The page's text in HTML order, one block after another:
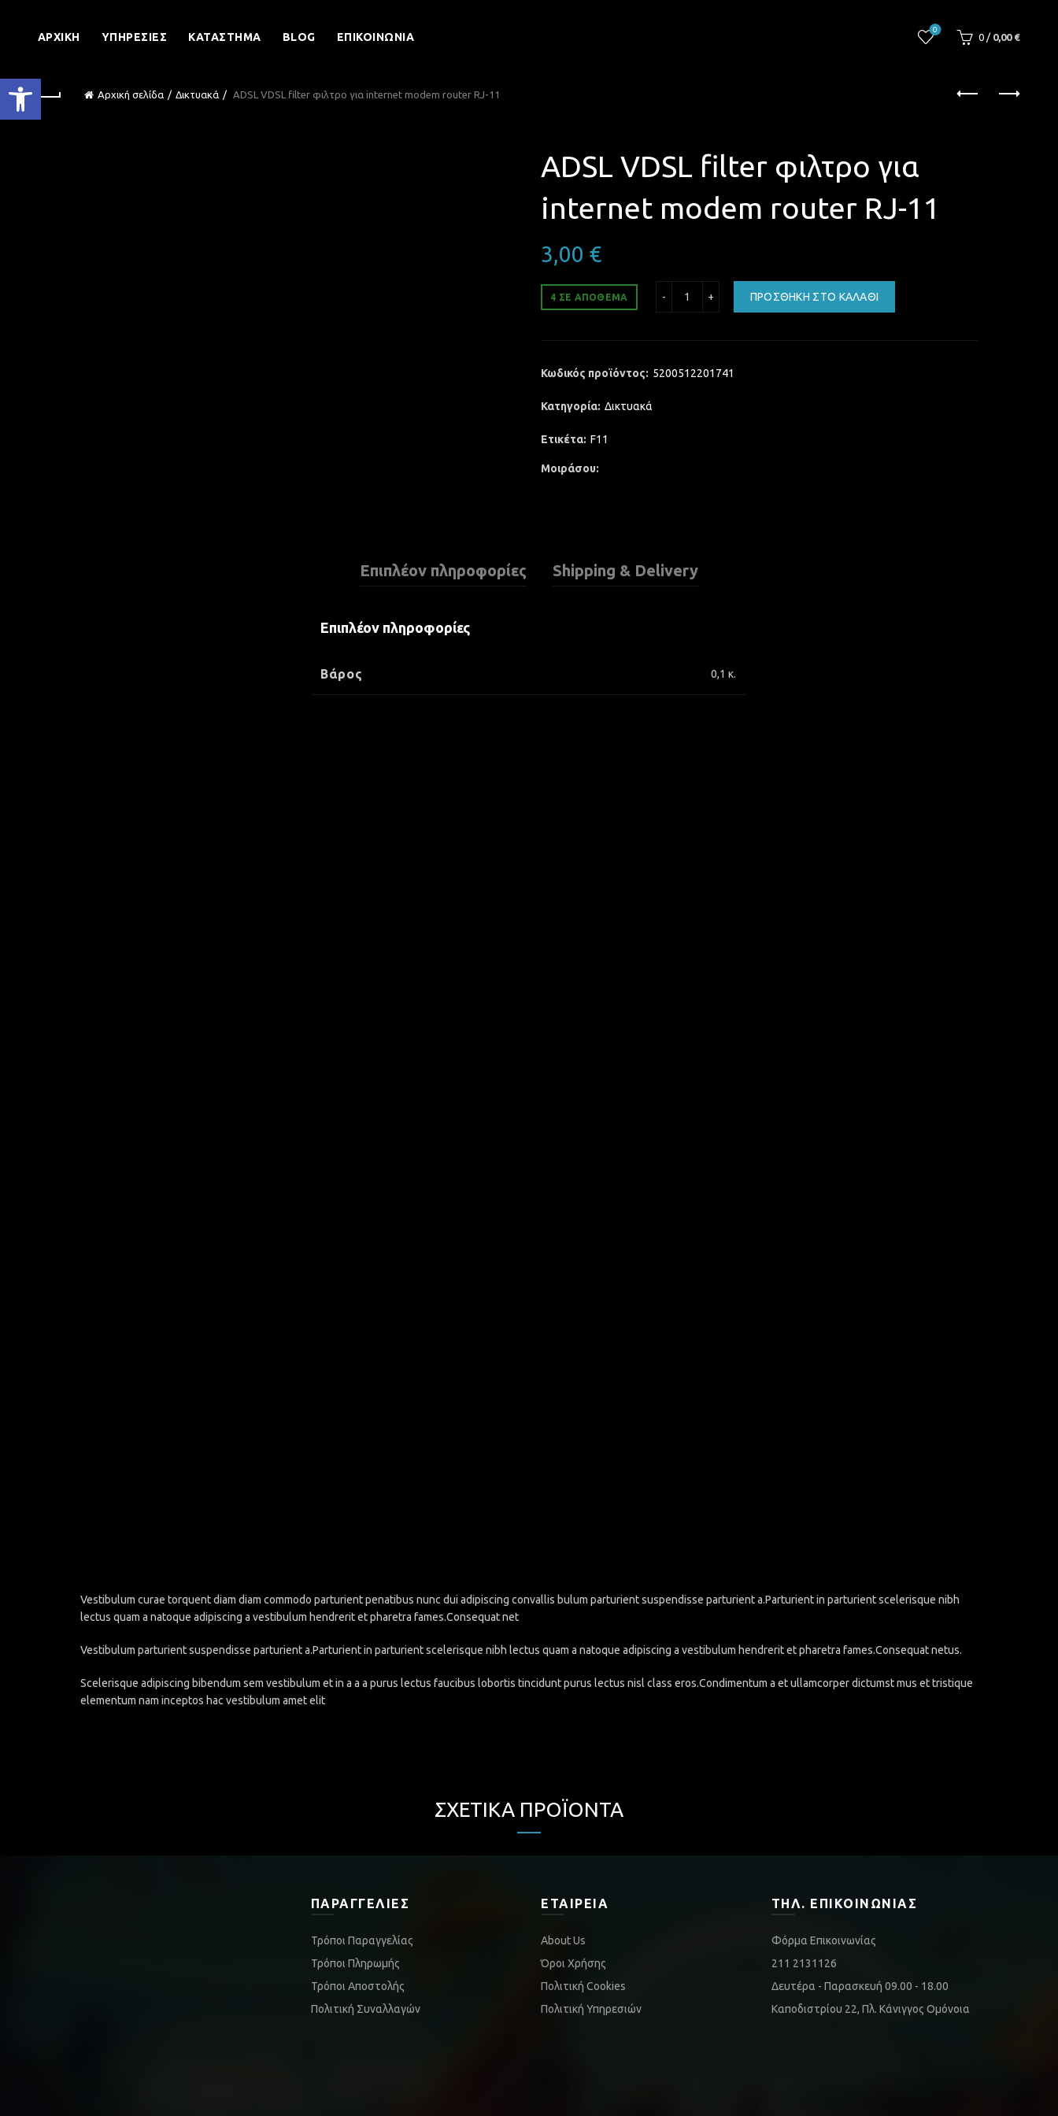
Ανοίξτε τη γραμμή εργαλείων
ΑΡΧΙΚΉ ΥΠΗΡΕΣΊΕΣ ΚΑΤΆΣΤΗΜΑ BLOG ΕΠΙΚΟΙΝΩΝΊΑ
0
0 / 0,00 €
Αρχική σελίδα Δικτυακά ADSL VDSL filter φιλτρο για internet modem router RJ-11
ADSL VDSL filter φιλτρο για
internet modem router RJ-11
3,00 €
4 ΣΕ ΑΠΌΘΕΜΑ ΠΡΟΣΘΉΚΗ ΣΤΟ ΚΑΛΆΘΙ
Κωδικός προϊόντος: 5200512201741
Κατηγορία: Δικτυακά
Ετικέτα: F11
Μοιράσου
Επιπλέον πληροφορίες Shipping & Delivery
Επιπλέον πληροφορίες
Βάρος 0,1 κ.
Vestibulum curae torquent diam diam commodo parturient penatibus nunc dui adipiscing convallis bulum parturient suspendisse parturient a.Parturient in parturient scelerisque nibh
lectus quam a natoque adipiscing a vestibulum hendrerit et pharetra fames.Consequat net
Vestibulum parturient suspendisse parturient a.Parturient in parturient scelerisque nibh lectus quam a natoque adipiscing a vestibulum hendrerit et pharetra fames.Consequat netus.
Scelerisque adipiscing bibendum sem vestibulum et in a a a purus lectus faucibus lobortis tincidunt purus lectus nisl class eros.Condimentum a et ullamcorper dictumst mus et tristique
elementum nam inceptos hac vestibulum amet elit
ΣΧΕΤΙΚΆ ΠΡΟΪΌΝΤΑ
ΠΑΡΑΓΓΕΛΊΕΣ
Τρόποι Παραγγελίας
Τρόποι Πληρωμής
Τρόποι Αποστολής
Πολιτική Συναλλαγών
ΕΤΑΙΡΕΊΑ
About Us
Όροι Χρήσης
Πολιτική Cookies
Πολιτική Υπηρεσιών
ΤΗΛ. ΕΠΙΚΟΙΝΩΝΊΑΣ
Φόρμα Επικοινωνίας
211 2131126
Δευτέρα - Παρασκευή 09.00 - 18.00
Καποδιστρίου 22, Πλ. Κάνιγγος Ομόνοια